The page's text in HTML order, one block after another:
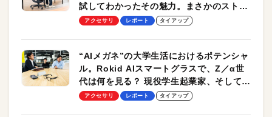
試してわかったその魅力。まさかのストレ
ッチ機能も搭載
アクセサリ レポート タイアップ
“AIメガネ”の大学生活におけるポテンシャ
ル。Rokid AIスマートグラスで、Z／α世
代は何を見る？ 現役学生起業家、そして教
授による体験会レポート【PR】
アクセサリ レポート タイアップ